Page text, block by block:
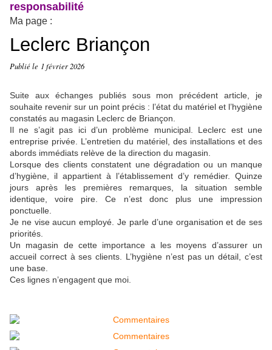
responsabilité
Ma page :
Leclerc Briançon
Publié le 1 février 2026
Suite aux échanges publiés sous mon précédent article, je
souhaite revenir sur un point précis : l’état du matériel et l’hygiène
constatés au magasin Leclerc de Briançon.
Il ne s’agit pas ici d’un problème municipal. Leclerc est une
entreprise privée. L’entretien du matériel, des installations et des
abords immédiats relève de la direction du magasin.
Lorsque des clients constatent une dégradation ou un manque
d’hygiène, il appartient à l’établissement d’y remédier. Quinze
jours après les premières remarques, la situation semble
identique, voire pire. Ce n’est donc plus une impression
ponctuelle.
Je ne vise aucun employé. Je parle d’une organisation et de ses
priorités.
Un magasin de cette importance a les moyens d’assurer un
accueil correct à ses clients. L’hygiène n’est pas un détail, c’est
une base.
Ces lignes n’engagent que moi.